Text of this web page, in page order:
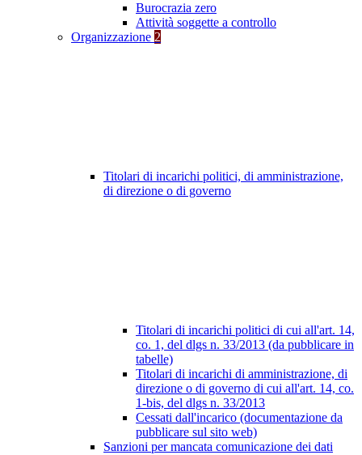
Burocrazia zero
Attività soggette a controllo
Organizzazione 2
Titolari di incarichi politici, di amministrazione,
di direzione o di governo
Titolari di incarichi politici di cui all'art. 14,
co. 1, del dlgs n. 33/2013 (da pubblicare in
tabelle)
Titolari di incarichi di amministrazione, di
direzione o di governo di cui all'art. 14, co.
1-bis, del dlgs n. 33/2013
Cessati dall'incarico (documentazione da
pubblicare sul sito web)
Sanzioni per mancata comunicazione dei dati